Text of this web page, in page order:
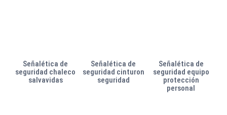
Señalética de
seguridad chaleco
salvavidas
Señalética de
seguridad cinturon
seguridad
Señalética de
seguridad equipo
protección
personal